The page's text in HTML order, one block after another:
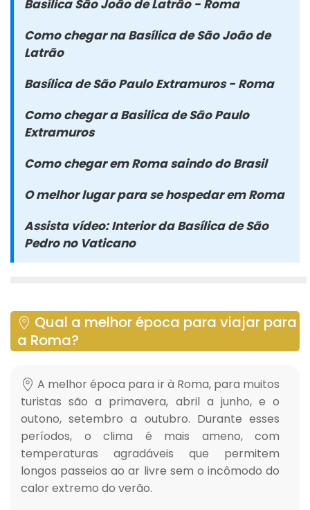
Basílica São João de Latrão - Roma
Como chegar na Basílica de São João de
Latrão
Basílica de São Paulo Extramuros - Roma
Como chegar a Basilica de São Paulo
Extramuros
Como chegar em Roma saindo do Brasil
O melhor lugar para se hospedar em Roma
Assista vídeo: Interior da Basílica de São
Pedro no Vaticano
Qual a melhor época para viajar para
a Roma?
A melhor época para ir à Roma, para muitos
turistas são a primavera, abril a junho, e o
outono, setembro a outubro. Durante esses
períodos, o clima é mais ameno, com
temperaturas agradáveis que permitem
longos passeios ao ar livre sem o incômodo do
calor extremo do verão.